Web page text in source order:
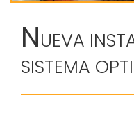
NUEVA
SISTEMA